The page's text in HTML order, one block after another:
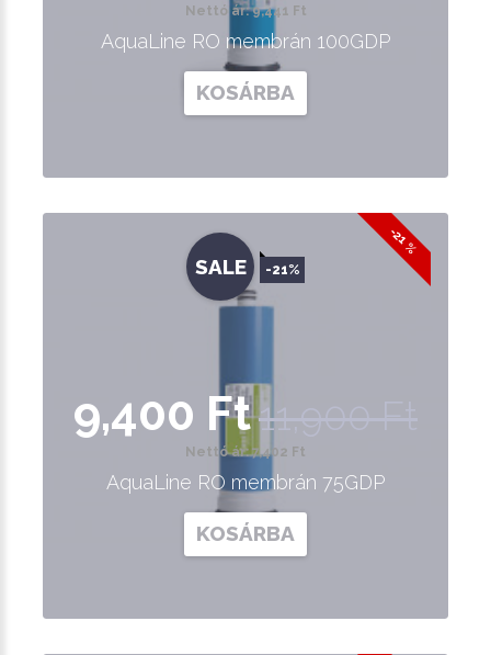
Nettó ár: 9,441 Ft
AquaLine RO membrán 100GDP
KOSÁRBA
-21 %
SALE -21%
9,400 Ft11,900 Ft
Nettó ár: 7,402 Ft
AquaLine RO membrán 75GDP
KOSÁRBA